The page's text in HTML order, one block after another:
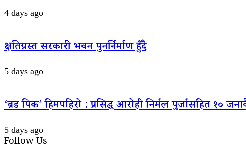
4 days ago
क्षतिग्रस्त सरकारी भवन पुनर्निर्माण हुँदै
5 days ago
‘ब्रड पिक’ हिमपहिरो : प्रसिद्ध आरोही निर्मल पुर्जासहित १०
5 days ago
Follow Us